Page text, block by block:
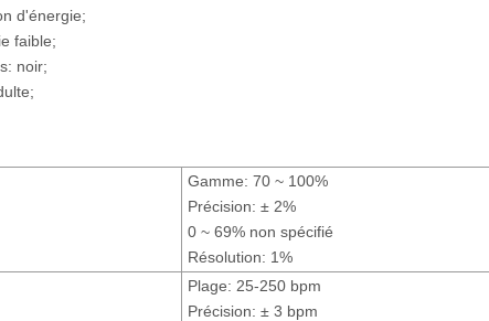
d'énergie;
faible;
noir;
Gamme: 70 ~ 100%
Précision: ± 2%
0 ~ 69% non spécifié
Résolution: 1%
Plage: 25-250 bpm
Précision: ± 3 bpm